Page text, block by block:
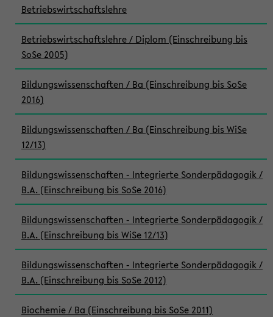
Betriebswirtschaftslehre
Betriebswirtschaftslehre / Diplom (Einschreibung bis
SoSe 2005)
Bildungswissenschaften / Ba (Einschreibung bis SoSe
2016)
Bildungswissenschaften / Ba (Einschreibung bis WiSe
12/13)
Bildungswissenschaften - Integrierte Sonderpädagogik /
B.A. (Einschreibung bis SoSe 2016)
Bildungswissenschaften - Integrierte Sonderpädagogik /
B.A. (Einschreibung bis WiSe 12/13)
Bildungswissenschaften - Integrierte Sonderpädagogik /
B.A. (Einschreibung bis SoSe 2012)
Biochemie / Ba (Einschreibung bis SoSe 2011)